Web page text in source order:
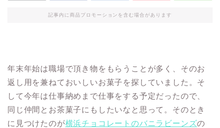
記事内に商品プロモーションを含む場合があります
年末年始は職場で頂き物をもらうことが多く、そのお
返し用を兼ねておいしいお菓子を探していました。そ
して今年は仕事納めまで仕事をする予定だったので、
同じ仲間とお茶菓子にもしたいなと思って。そのとき
に見つけたのが横浜チョコレートのバニラビーンズの